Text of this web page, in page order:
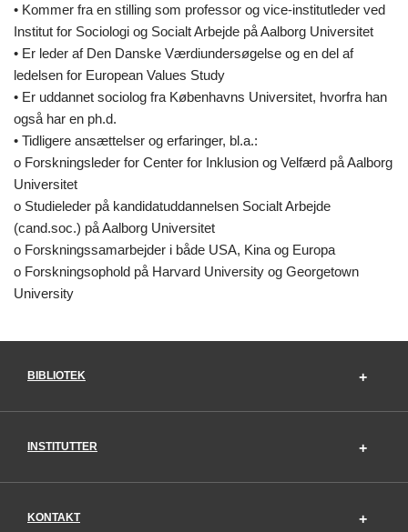
• Kommer fra en stilling som professor og vice-institutleder ved
Institut for Sociologi og Socialt Arbejde på Aalborg Universitet
• Er leder af Den Danske Værdiundersøgelse og en del af
ledelsen for European Values Study
• Er uddannet sociolog fra Københavns Universitet, hvorfra han
også har en ph.d.
• Tidligere ansættelser og erfaringer, bl.a.:
o Forskningsleder for Center for Inklusion og Velfærd på Aalborg
Universitet
o Studieleder på kandidatuddannelsen Socialt Arbejde
(cand.soc.) på Aalborg Universitet
o Forskningssamarbejder i både USA, Kina og Europa
o Forskningsophold på Harvard University og Georgetown
University
BIBLIOTEK
INSTITUTTER
KONTAKT